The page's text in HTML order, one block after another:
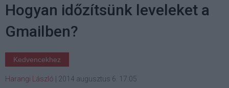
Hogyan időzítsünk leveleket a
Gmailben?
Kedvencekhez
Harangi László 2014 augusztus 6. 17:05